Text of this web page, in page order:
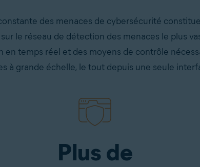
des menaces de cybersécurité
le réseau de détection des menaces le plus
en temps réel et des moyens de contrôle
à grande échelle, le tout depuis une seule
Plus de